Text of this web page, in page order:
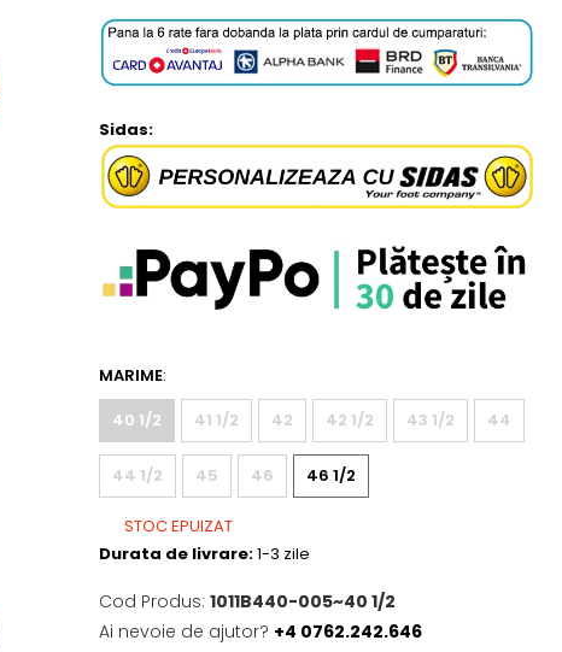
Sidas:
MARIME:
40 1/2
41 1/2 42 42 1/2 43 1/2 44
44 1/2 45 46 46 1/2
STOC EPUIZAT
Durata de livrare:1-3 zile
Cod Produs: 1011B440-005~40 1/2
Ai nevoie de ajutor? +4 0762.242.646